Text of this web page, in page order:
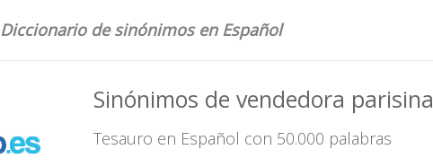
Diccionario de sinónimos en Español
Sinónimos de vendedora parisina
Tesauro en Español con 50.000 palabras